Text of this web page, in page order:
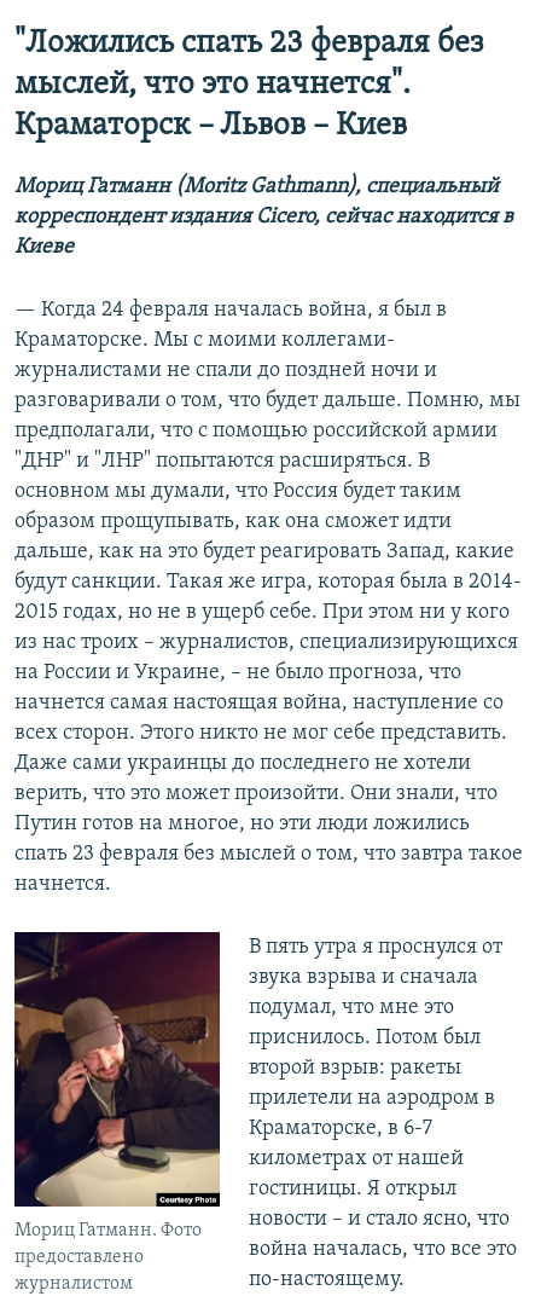
"Ложились спать 23 февраля без
мыслей, что это начнется".
Краматорск – Львов – Киев
Мориц Гатманн (Moritz Gathmann), специальный
корреспондент издания Cicero, сейчас находится в
Киеве
— Когда 24 февраля началась война, я был в
Краматорске. Мы с моими коллегами-
журналистами не спали до поздней ночи и
разговаривали о том, что будет дальше. Помню, мы
предполагали, что с помощью российской армии
"ДНР" и "ЛНР" попытаются расширяться. В
основном мы думали, что Россия будет таким
образом прощупывать, как она сможет идти
дальше, как на это будет реагировать Запад, какие
будут санкции. Такая же игра, которая была в 2014-
2015 годах, но не в ущерб себе. При этом ни у кого
из нас троих – журналистов, специализирующихся
на России и Украине, – не было прогноза, что
начнется самая настоящая война, наступление со
всех сторон. Этого никто не мог себе представить.
Даже сами украинцы до последнего не хотели
верить, что это может произойти. Они знали, что
Путин готов на многое, но эти люди ложились
спать 23 февраля без мыслей о том, что завтра такое
начнется.
Мориц Гатманн. Фото
предоставлено
журналистом
В пять утра я проснулся от
звука взрыва и сначала
подумал, что мне это
приснилось. Потом был
второй взрыв: ракеты
прилетели на аэродром в
Краматорске, в 6-7
километрах от нашей
гостиницы. Я открыл
новости – и стало ясно, что
война началась, что все это
по-настоящему.